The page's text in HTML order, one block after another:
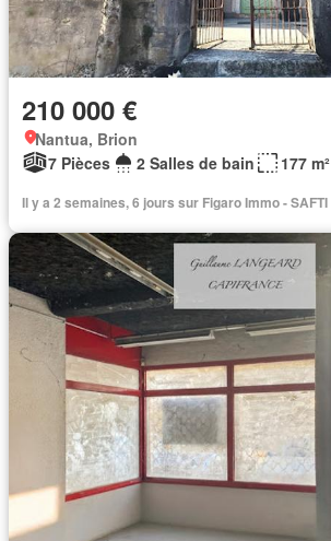
210 000 €
Nantua, Brion
7 Pièces
2 Salles de bain 177 m²
Il y a 2 semaines, 6 jours sur Figaro Immo - SAFTI